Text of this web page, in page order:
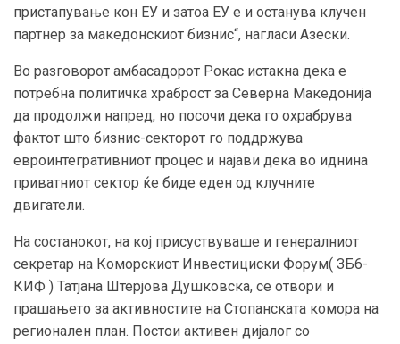
пристапување кон ЕУ и затоа ЕУ е и останува клучен
партнер за македонскиот бизнис“, нагласи Азески.
Во разговорот амбасадорот Рокас истакна дека е
потребна политичка храброст за Северна Македонија
да продолжи напред, но посочи дека го охрабрува
фактот што бизнис-секторот го поддржува
евроинтегративниот процес и најави дека во иднина
приватниот сектор ќе биде еден од клучните
двигатели.
На состанокот, на кој присуствуваше и генералниот
секретар на Коморскиот Инвестициски Форум( ЗБ6-
КИФ ) Татјана Штерјова Душковска, се отвори и
прашањето за активностите на Стопанската комора на
регионален план. Постои активен дијалог со